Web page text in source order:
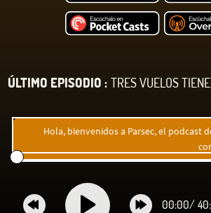
ÚLTIMO EPISODIO : TRES VUELOS
Hola, bienvenidos a Parsec, el podcast
00:00/